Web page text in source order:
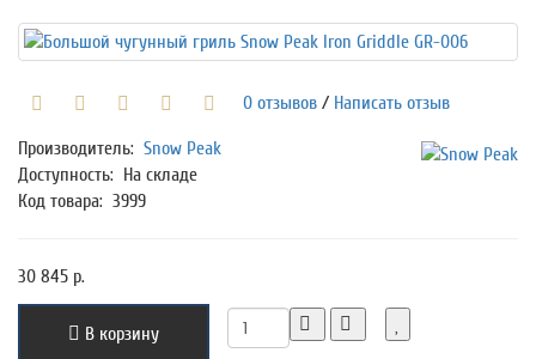
0 отзывов / Написать отзыв
Производитель: Snow Peak
Доступность: На складе
Код товара: 3999
30 845 р.
В корзину